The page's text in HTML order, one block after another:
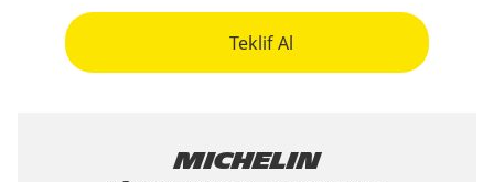
Teklif Al
MICHELIN